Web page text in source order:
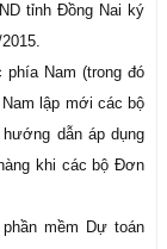
tỉnh Đồng Nai ký
Nam (trong đó
lập mới các bộ
dẫn áp dụng
khi các bộ Đơn
mềm Dự toán